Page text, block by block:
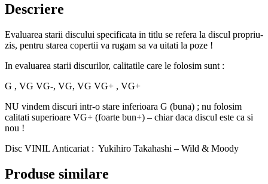
Descriere
Evaluarea starii discului specificata in titlu se refera la discul propriu-
zis, pentru starea copertii va rugam sa va uitati la poze !
In evaluarea starii discurilor, calitatile care le folosim sunt :
G , VG VG-, VG, VG VG+ , VG+
NU vindem discuri intr-o stare inferioara G (buna) ; nu folosim
calitati superioare VG+ (foarte bun+) – chiar daca discul este ca si
nou !
Disc VINIL Anticariat : Yukihiro Takahashi – Wild & Moody
Produse similare